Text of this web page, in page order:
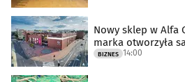
Nowy sklep w Alfa
marka otworzyła
BIZNES 14:00